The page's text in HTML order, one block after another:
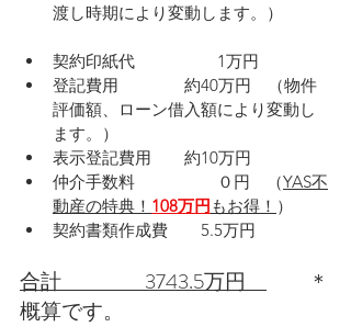
渡し時期により変動します。）
契約印紙代　　　　　1万円
登記費用　　　　約40万円　（物件
評価額、ローン借入額により変動し
ます。）
表示登記費用　　約10万円
仲介手数料　　　　　０円　（YAS不
動産の特典！ 108万円 もお得！ ）
契約書類作成費　　5.5万円
合計　　　　3743.5万円
＊
概算です。